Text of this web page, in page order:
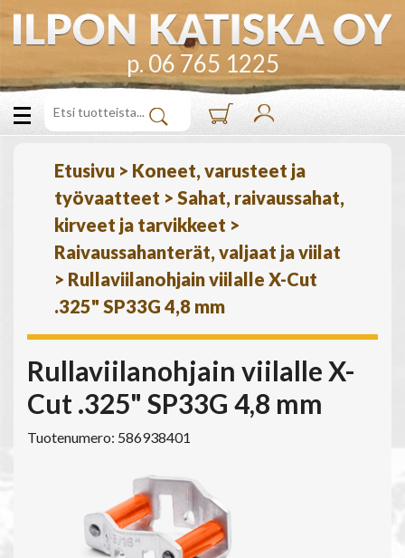
p. 06 765 1225
Etusivu > Koneet, varusteet ja
työvaatteet > Sahat, raivaussahat,
kirveet ja tarvikkeet >
Raivaussahanterät, valjaat ja viilat
> Rullaviilanohjain viilalle X-Cut
.325" SP33G 4,8 mm
Rullaviilanohjain viilalle X-
Cut .325" SP33G 4,8 mm
Tuotenumero: 586938401